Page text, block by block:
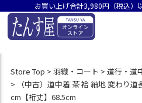
お買い上げ合計3,980円（税込）
Store Top 羽織・コート
道行・道
（中古）道中着 茶 袷 紬地 変わり
cm【裄丈】68.5cm